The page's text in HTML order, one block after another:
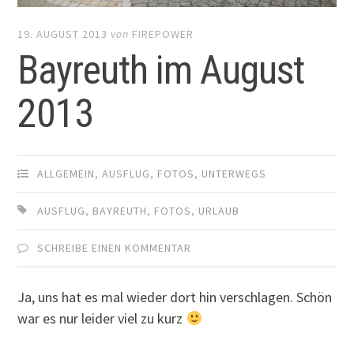
19. AUGUST 2013 von FIREPOWER
Bayreuth im August
2013
ALLGEMEIN,AUSFLUG, FOTOS, UNTERWEGS
AUSFLUG, BAYREUTH, FOTOS, URLAUB
SCHREIBE EINEN KOMMENTAR
Ja, uns hat es mal wieder dort hin verschlagen. Schön
war es nur leider viel zu kurz